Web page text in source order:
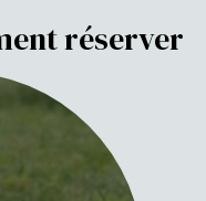
réserver